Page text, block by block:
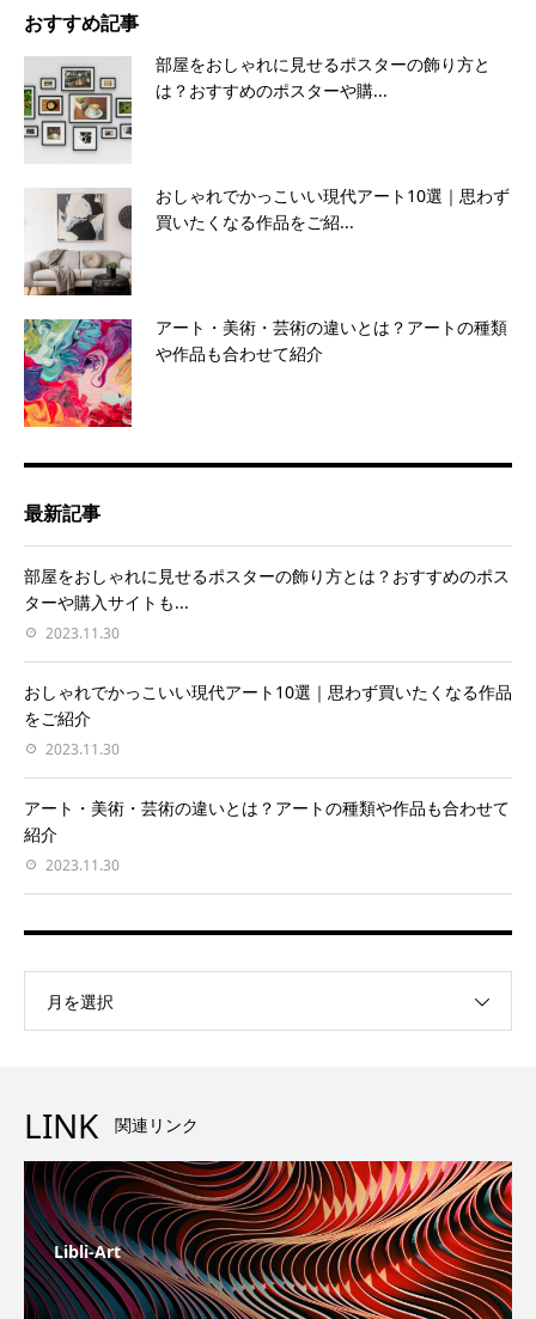
おすすめ記事
部屋をおしゃれに見せるポスターの飾り方と
は？おすすめのポスターや購...
おしゃれでかっこいい現代アート10選｜思わず
買いたくなる作品をご紹...
アート・美術・芸術の違いとは？アートの種類
や作品も合わせて紹介
最新記事
部屋をおしゃれに見せるポスターの飾り方とは？おすすめのポス
ターや購入サイトも...
2023.11.30
おしゃれでかっこいい現代アート10選｜思わず買いたくなる作品
をご紹介
2023.11.30
アート・美術・芸術の違いとは？アートの種類や作品も合わせて
紹介
2023.11.30
月を選択
LINK 関連リンク
Libli-Art